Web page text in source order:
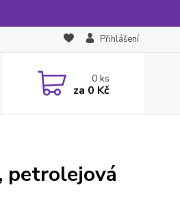
Přihlášení
0ks
za 0 Kč
petrolejová